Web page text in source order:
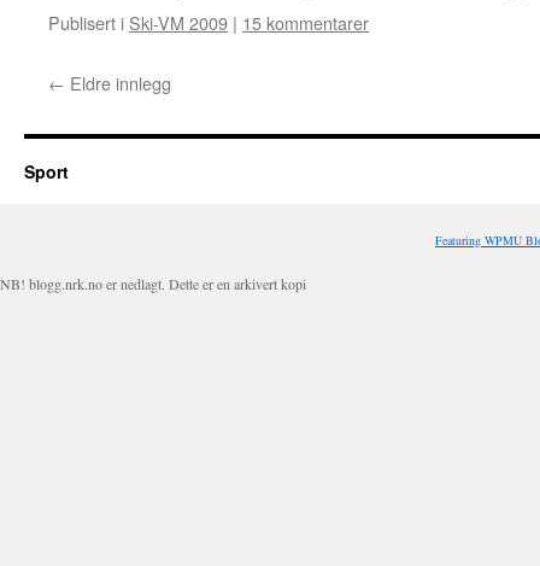
Publisert i Ski-VM 2009 | 15 kommentarer
← Eldre innlegg
Sport
Featuring WPMU
NB! blogg.nrk.no er nedlagt. Dette er en arkivert kopi